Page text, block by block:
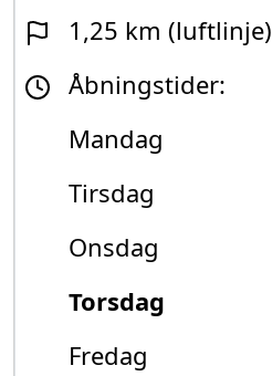
1,25 km (luftlinje)
Åbningstider:
Mandag
Tirsdag
Onsdag
Torsdag
Fredag